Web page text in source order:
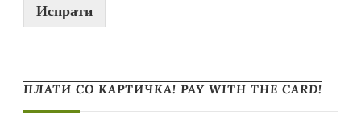
Испрати
ПЛАТИ СО КАРТИЧКА! PAY WITH THE CARD!